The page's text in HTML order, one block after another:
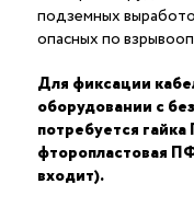
подземных
опасных по
Для фиксации
оборудовании с
потребуется
фторопластовая
входит).